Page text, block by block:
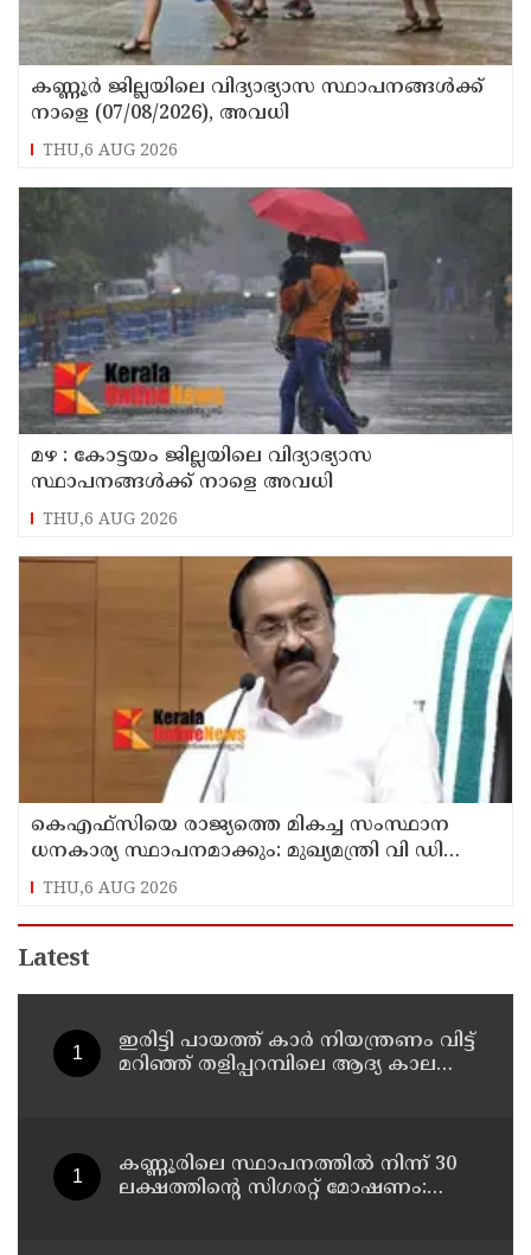
കണ്ണൂർ ജില്ലയിലെ വിദ്യാഭ്യാസ സ്ഥാപനങ്ങള്‍ക്ക്
നാളെ (07/08/2026), അവധി
THU,6 AUG 2026
മഴ : കോട്ടയം ജില്ലയിലെ വിദ്യാഭ്യാസ
സ്ഥാപനങ്ങൾക്ക് നാളെ അവധി
THU,6 AUG 2026
കെഎഫ്‌സിയെ രാജ്യത്തെ മികച്ച സംസ്ഥാന
ധനകാര്യ സ്ഥാപനമാക്കും: മുഖ്യമന്ത്രി വി ഡി
സതീശൻ
THU,6 AUG 2026
Latest
ഇരിട്ടി പായത്ത് കാർ നിയന്ത്രണം വിട്ട്
മറിഞ്ഞ് തളിപ്പറമ്പിലെ ആദ്യ കാല
കണ്ണൂരിലെ സ്ഥാപനത്തിൽ നിന്ന് 30
ലക്ഷത്തിന്റെ സിഗരറ്റ് മോഷണം: